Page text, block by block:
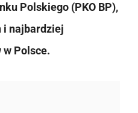
Polskiego (PKO BP),
i najbardziej
w Polsce.